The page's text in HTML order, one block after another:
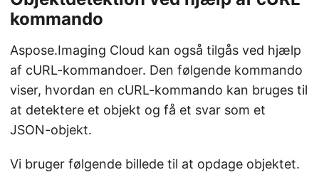
kommando
Aspose.Imaging Cloud kan også tilgås ved hjælp
af cURL-kommandoer. Den følgende kommando
viser, hvordan en cURL-kommando kan bruges til
at detektere et objekt og få et svar som et
JSON-objekt.
Vi bruger følgende billede til at opdage objektet.